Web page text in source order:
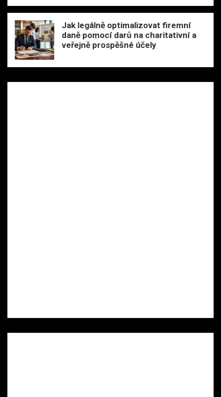
Jak legálně optimalizovat firemní
daně pomocí darů na charitativní a
veřejně prospěšné účely